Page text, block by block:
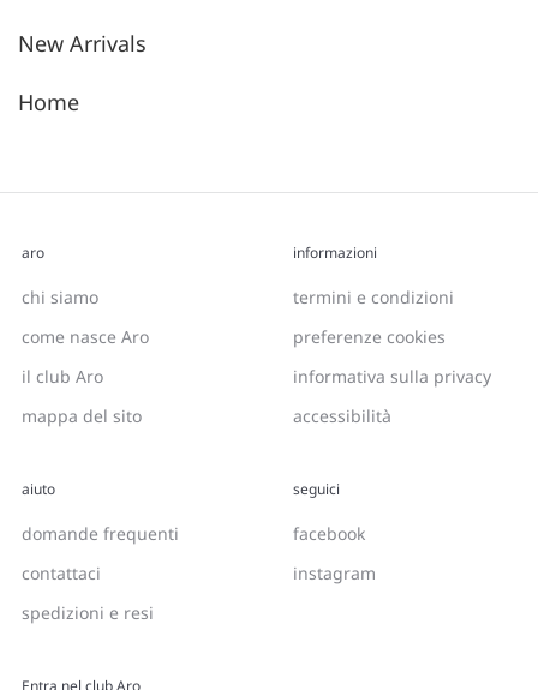
New Arrivals
Home
aro
chi siamo
come nasce Aro
il club Aro
mappa del sito
informazioni
termini e condizioni
preferenze cookies
informativa sulla privacy
accessibilità
aiuto
domande frequenti
contattaci
spedizioni e resi
seguici
facebook
instagram
Entra nel club Aro